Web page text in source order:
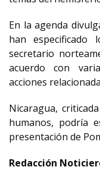
En la agenda
han
secretario
acuerdo con
acciones
Nicaragua,
humanos, podría
presentación de
Redacción